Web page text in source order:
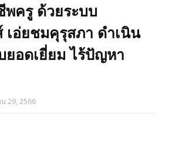
ครู ด้วยระบบ
เอ่ยชมคุรุสภา ดำเนิน
ยอดเยี่ยม ไร้ปัญหา
29, 2566